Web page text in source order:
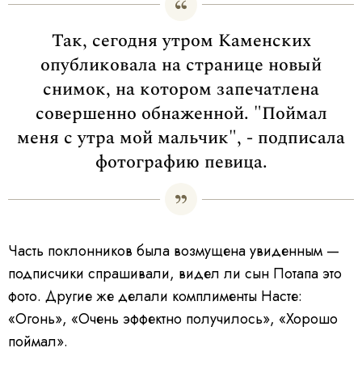
Так, сегодня утром Каменских
опубликовала на странице новый
снимок, на котором запечатлена
совершенно обнаженной. "Поймал
меня с утра мой мальчик", - подписала
фотографию певица.
Часть поклонников была возмущена увиденным —
подписчики спрашивали, видел ли сын Потапа это
фото. Другие же делали комплименты Насте:
«Огонь», «Очень эффектно получилось», «Хорошо
поймал».